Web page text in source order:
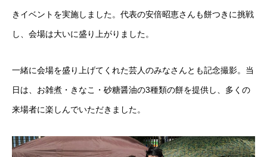
きイベントを実施しました。代表の安倍昭恵さんも餅つきに挑戦
し、会場は大いに盛り上がりました。
一緒に会場を盛り上げてくれた芸人のみなさんとも記念撮影。当
日は、お雑煮・きなこ・砂糖醤油の3種類の餅を提供し、多くの
来場者に楽しんでいただきました。